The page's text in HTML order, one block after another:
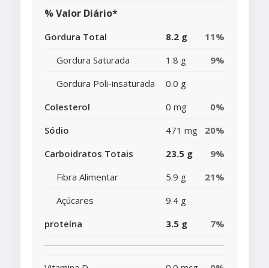
% Valor Diário*
Gordura Total 8.2 g
11%
Gordura Saturada
1.8 g
9%
Gordura Poli-insaturada
0.0 g
Colesterol
0 mg
0%
Sódio
471 mg
20%
Carboidratos Totais
23.5 g
9%
Fibra Alimentar
5.9 g
21%
Açúcares
9.4 g
proteína
3.5 g 7%